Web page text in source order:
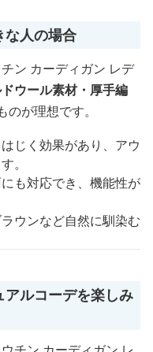
な人の場合
ン カーディガン レデ
ウール素材・厚手編
が理想です。
じく効果があり、アウ
。
も対応でき、機能性が
ウンなど自然に馴染む
ルコーデを楽しみ